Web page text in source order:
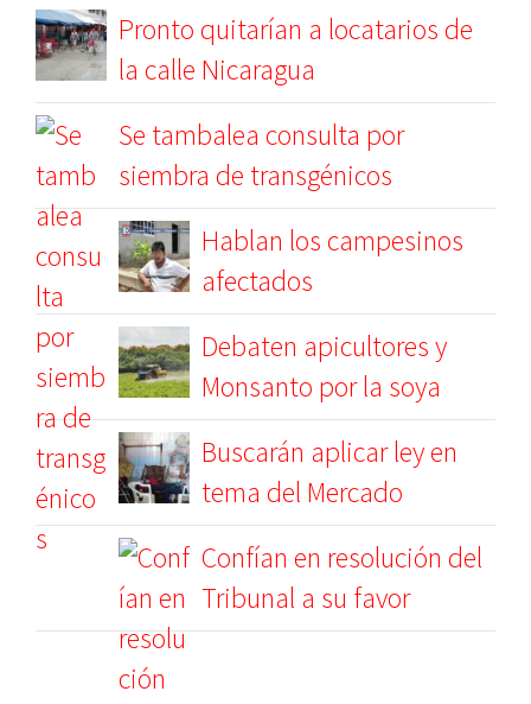
Pronto quitarían a locatarios de
la calle Nicaragua
Se tambalea consulta por
siembra de transgénicos
Hablan los campesinos
afectados
Debaten apicultores y
Monsanto por la soya
Buscarán aplicar ley en
tema del Mercado
Confían en resolución del
Tribunal a su favor